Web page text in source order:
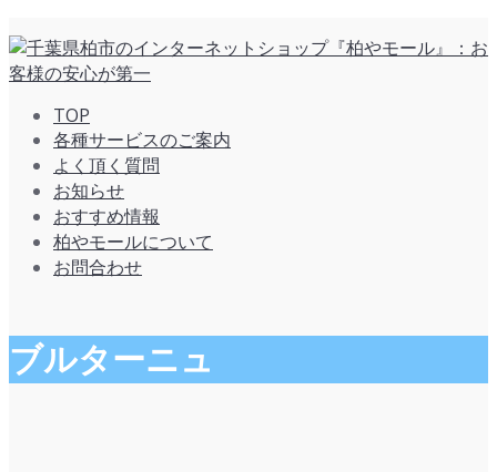
TOP
各種サービスのご案内
よく頂く質問
お知らせ
おすすめ情報
柏やモールについて
お問合わせ
ブルターニュ